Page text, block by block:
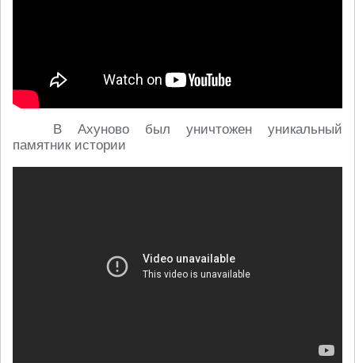
В Ахуново был уничтожен уникальный
памятник истории